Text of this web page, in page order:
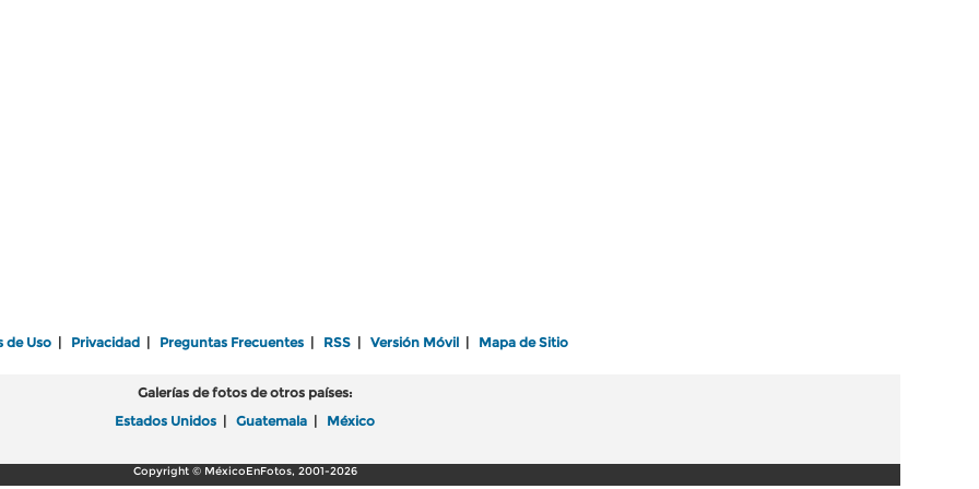
de Uso Privacidad Preguntas Frecuentes RSS Versión Móvil Mapa de Sitio
Galerías de fotos de otros países:
Estados Unidos
Guatemala México
Copyright © MéxicoEnFotos, 2001-2026